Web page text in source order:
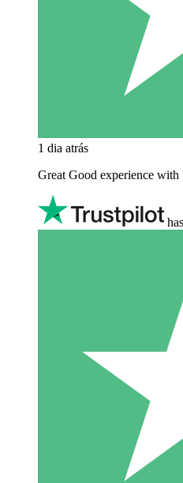
1 dia atrás
Great Good experience with